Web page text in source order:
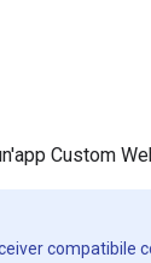
Custom
compatibile